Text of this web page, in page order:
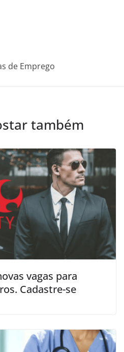
de Emprego
também
vagas para
Cadastre-se